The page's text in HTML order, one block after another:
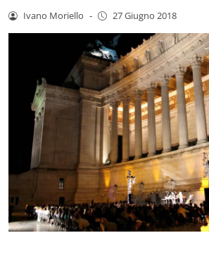
Ivano Moriello - 27 Giugno 2018